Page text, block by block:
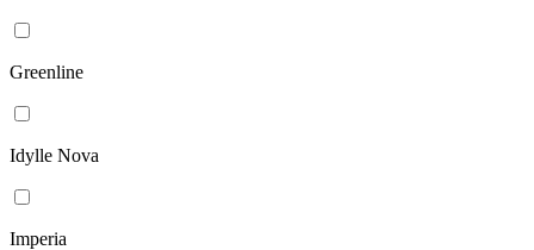
Greenline
Idylle Nova
Imperia